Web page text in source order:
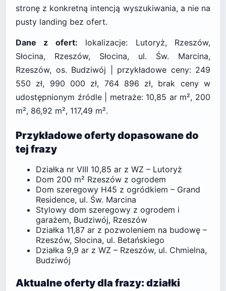
stronę z konkretną intencją wyszukiwania, a nie na
pusty landing bez ofert.
Dane z ofert: lokalizacje: Lutoryż, Rzeszów,
Słocina, Rzeszów, Słocina, ul. Św. Marcina,
Rzeszów, os. Budziwój | przykładowe ceny: 249
550 zł, 990 000 zł, 764 896 zł, brak ceny w
udostępnionym źródle | metraże: 10,85 ar m², 200
m², 86,92 m², 117,49 m².
Przykładowe oferty dopasowane do
tej frazy
Działka nr VIII 10,85 ar z WZ – Lutoryż
Dom 200 m² Rzeszów z ogrodem
Dom szeregowy H45 z ogródkiem – Grand
Residence, ul. Św. Marcina
Stylowy dom szeregowy z ogrodem i
garażem, Budziwój, Rzeszów
Działka 11,87 ar z pozwoleniem na budowę –
Rzeszów, Słocina, ul. Betańskiego
Działka 9,9 ar z WZ – Rzeszów, ul. Chmielna,
Budziwój
Aktualne oferty dla frazy: działki